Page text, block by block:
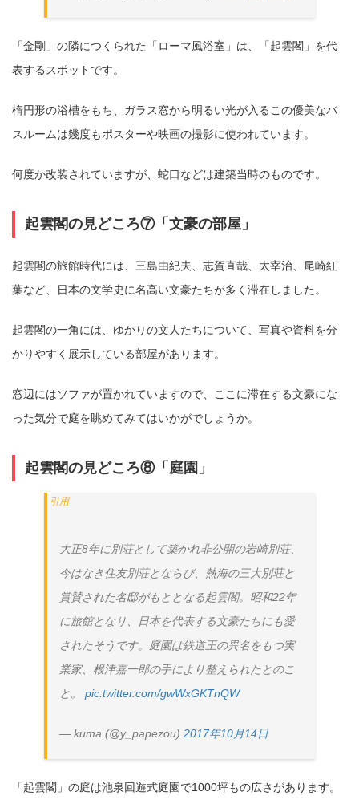
「金剛」の隣につくられた「ローマ風浴室」は、「起雲閣」を代
表するスポットです。
楕円形の浴槽をもち、ガラス窓から明るい光が入るこの優美なバ
スルームは幾度もポスターや映画の撮影に使われています。
何度か改装されていますが、蛇口などは建築当時のものです。
起雲閣の見どころ⑦「文豪の部屋」
起雲閣の旅館時代には、三島由紀夫、志賀直哉、太宰治、尾崎紅
葉など、日本の文学史に名高い文豪たちが多く滞在しました。
起雲閣の一角には、ゆかりの文人たちについて、写真や資料を分
かりやすく展示している部屋があります。
窓辺にはソファが置かれていますので、ここに滞在する文豪にな
った気分で庭を眺めてみてはいかがでしょうか。
起雲閣の見どころ⑧「庭園」
大正8年に別荘として築かれ非公開の岩崎別荘、
今はなき住友別荘とならび、熱海の三大別荘と
賞賛された名邸がもととなる起雲閣。昭和22年
に旅館となり、日本を代表する文豪たちにも愛
されたそうです。庭園は鉄道王の異名をもつ実
業家、根津嘉一郎の手により整えられたとのこ
と。 pic.twitter.com/gwWxGKTnQW
— kuma (@y_papezou) 2017年10月14日
「起雲閣」の庭は池泉回遊式庭園で1000坪もの広さがあります。